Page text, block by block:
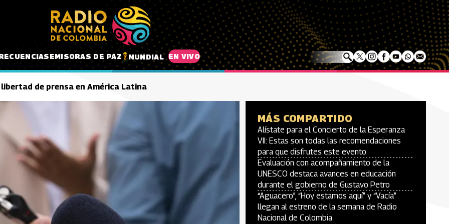
EMISORAS DE PAZ MUNDIAL EN VIVO
de prensa en América Latina
MÁS COMPARTIDO
Alístate para el Concierto de la Esperanza
VII: Estas son todas las recomendaciones
para que disfrutes este evento
Evaluación con acompañamiento de la
UNESCO destaca avances en educación
durante el gobierno de Gustavo Petro
“Aguacero”, “Hoy estamos aquí” y “Vacía”
llegan al estreno de la semana de Radio
Nacional de Colombia